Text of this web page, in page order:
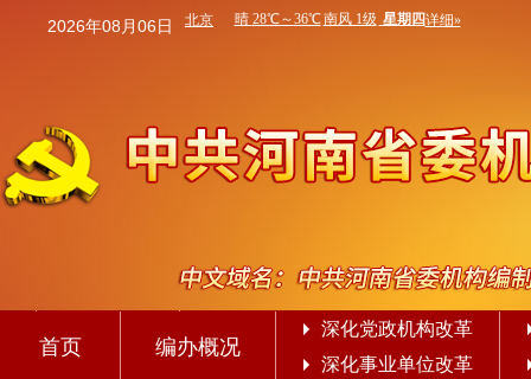
2026年08月06日
首页 编办概况
深化党政机构改革
深化事业单位改革